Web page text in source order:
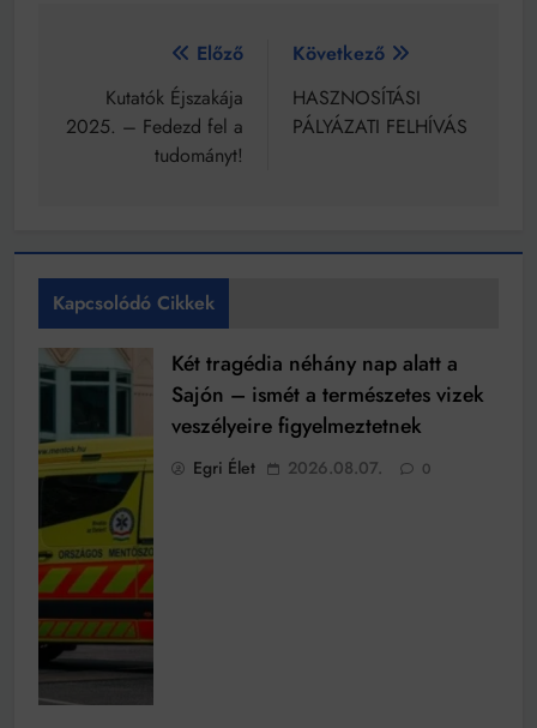
Bejegyzés
navigáció
Előző
Kutatók Éjszakája
2025. – Fedezd fel a
tudományt!
Következő
HASZNOSÍTÁSI
PÁLYÁZATI FELHÍVÁS
Kapcsolódó Cikkek
Két tragédia néhány nap alatt a
Sajón – ismét a természetes vizek
veszélyeire figyelmeztetnek
Egri Élet 2026.08.07. 0